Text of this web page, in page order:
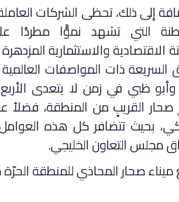
إلى ذلك، تحظى الشركات
التي تشهد نموًّا مطردًا
الاقتصادية والاستثمارية
السريعة ذات المواصفات
ظبي في زمن لا يتعدى
بحيث تتضافر كل هذه
مجلس التعاون الخليجي.
صحار المحاذي للمنطقة